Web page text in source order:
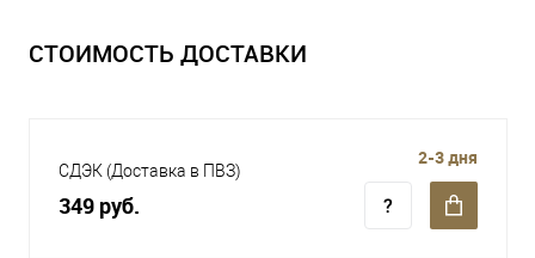
СТОИМОСТЬ ДОСТАВКИ
СДЭК (Доставка в ПВЗ)
349 руб.
2-3 дня